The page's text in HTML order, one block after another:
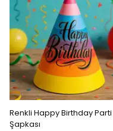
Renkli Happy Birthday Parti
Şapkası